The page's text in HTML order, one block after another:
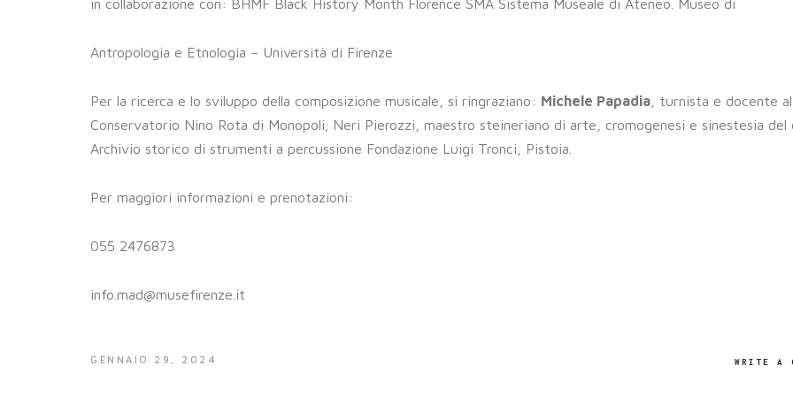
in collaborazione con: BHMF Black History Month Florence SMA Sistema Museale di Ateneo. Museo di
Antropologia e Etnologia – Università di Firenze
Per la ricerca e lo sviluppo della composizione musicale, si ringraziano: Michele Papadia , turnista e docente al
Conservatorio Nino Rota di Monopoli; Neri Pierozzi, maestro steineriano di arte, cromogenesi e sinestesia del
Archivio storico di strumenti a percussione Fondazione Luigi Tronci, Pistoia.
Per maggiori informazioni e prenotazioni:
055 2476873
info.mad@musefirenze.it
GENNAIO 29, 2024 WRITE A